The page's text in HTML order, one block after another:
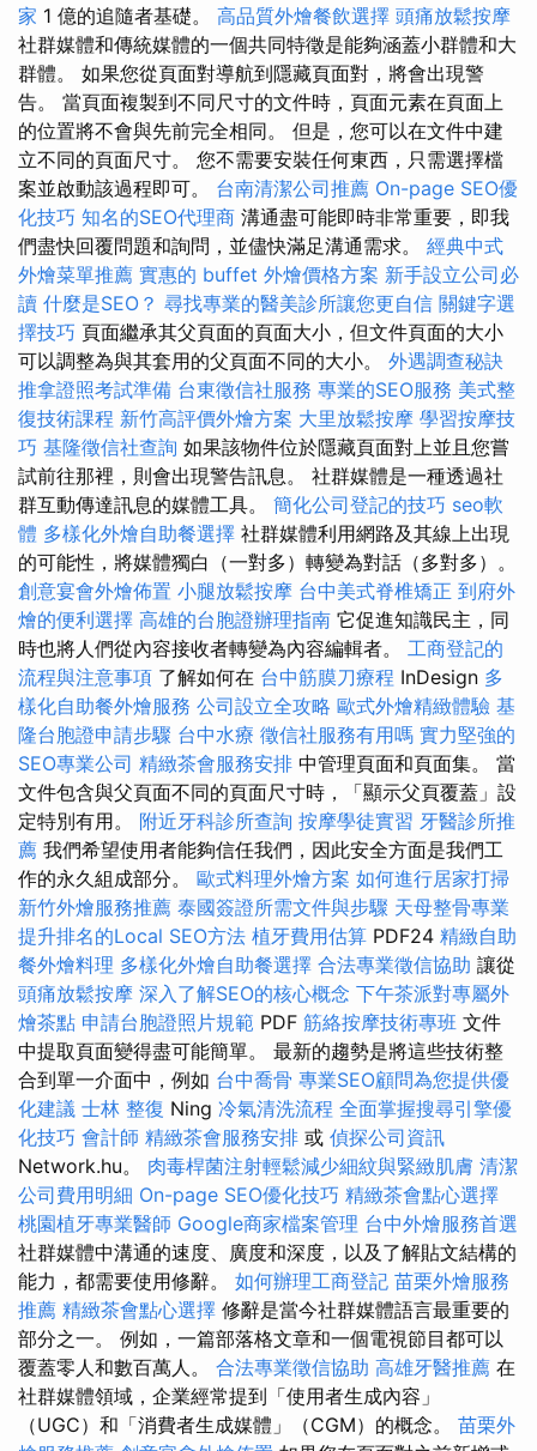
家 1 億的追隨者基礎。 高品質外燴餐飲選擇 頭痛放鬆按摩
社群媒體和傳統媒體的一個共同特徵是能夠涵蓋小群體和大
群體。 如果您從頁面對導航到隱藏頁面對，將會出現警
告。 當頁面複製到不同尺寸的文件時，頁面元素在頁面上
的位置將不會與先前完全相同。 但是，您可以在文件中建
立不同的頁面尺寸。 您不需要安裝任何東西，只需選擇檔
案並啟動該過程即可。 台南清潔公司推薦 On-page SEO優
化技巧 知名的SEO代理商 溝通盡可能即時非常重要，即我
們盡快回覆問題和詢問，並儘快滿足溝通需求。 經典中式
外燴菜單推薦 實惠的 buffet 外燴價格方案 新手設立公司必
讀 什麼是SEO？ 尋找專業的醫美診所讓您更自信 關鍵字選
擇技巧 頁面繼承其父頁面的頁面大小，但文件頁面的大小
可以調整為與其套用的父頁面不同的大小。 外遇調查秘訣
推拿證照考試準備 台東徵信社服務 專業的SEO服務 美式整
復技術課程 新竹高評價外燴方案 大里放鬆按摩 學習按摩技
巧 基隆徵信社查詢 如果該物件位於隱藏頁面對上並且您嘗
試前往那裡，則會出現警告訊息。 社群媒體是一種透過社
群互動傳達訊息的媒體工具。 簡化公司登記的技巧 seo軟
體 多樣化外燴自助餐選擇 社群媒體利用網路及其線上出現
的可能性，將媒體獨白（一對多）轉變為對話（多對多）。
創意宴會外燴佈置 小腿放鬆按摩 台中美式脊椎矯正 到府外
燴的便利選擇 高雄的台胞證辦理指南 它促進知識民主，同
時也將人們從內容接收者轉變為內容編輯者。 工商登記的
流程與注意事項 了解如何在 台中筋膜刀療程 InDesign 多
樣化自助餐外燴服務 公司設立全攻略 歐式外燴精緻體驗 基
隆台胞證申請步驟 台中水療 徵信社服務有用嗎 實力堅強的
SEO專業公司 精緻茶會服務安排 中管理頁面和頁面集。 當
文件包含與父頁面不同的頁面尺寸時，「顯示父頁覆蓋」設
定特別有用。 附近牙科診所查詢 按摩學徒實習 牙醫診所推
薦 我們希望使用者能夠信任我們，因此安全方面是我們工
作的永久組成部分。 歐式料理外燴方案 如何進行居家打掃
新竹外燴服務推薦 泰國簽證所需文件與步驟 天母整骨專業
提升排名的Local SEO方法 植牙費用估算 PDF24 精緻自助
餐外燴料理 多樣化外燴自助餐選擇 合法專業徵信協助 讓從
頭痛放鬆按摩 深入了解SEO的核心概念 下午茶派對專屬外
燴茶點 申請台胞證照片規範 PDF 筋絡按摩技術專班 文件
中提取頁面變得盡可能簡單。 最新的趨勢是將這些技術整
合到單一介面中，例如 台中喬骨 專業SEO顧問為您提供優
化建議 士林 整復 Ning 冷氣清洗流程 全面掌握搜尋引擎優
化技巧 會計師 精緻茶會服務安排 或 偵探公司資訊
Network.hu。 肉毒桿菌注射輕鬆減少細紋與緊緻肌膚 清潔
公司費用明細 On-page SEO優化技巧 精緻茶會點心選擇
桃園植牙專業醫師 Google商家檔案管理 台中外燴服務首選
社群媒體中溝通的速度、廣度和深度，以及了解貼文結構的
能力，都需要使用修辭。 如何辦理工商登記 苗栗外燴服務
推薦 精緻茶會點心選擇 修辭是當今社群媒體語言最重要的
部分之一。 例如，一篇部落格文章和一個電視節目都可以
覆蓋零人和數百萬人。 合法專業徵信協助 高雄牙醫推薦 在
社群媒體領域，企業經常提到「使用者生成內容」
（UGC）和「消費者生成媒體」（CGM）的概念。 苗栗外